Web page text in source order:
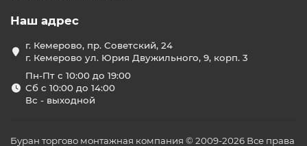
Наш адрес
г. Кемерово, пр. Советский, 24
г. Кемерово ул. Юрия Двужильного, 9, корп. 3
Пн-Пт с 10:00 до 19:00
Сб с 10:00 до 14:00
Вс - выходной
Буран торгово монтажная компания © 2009-2026 Все права